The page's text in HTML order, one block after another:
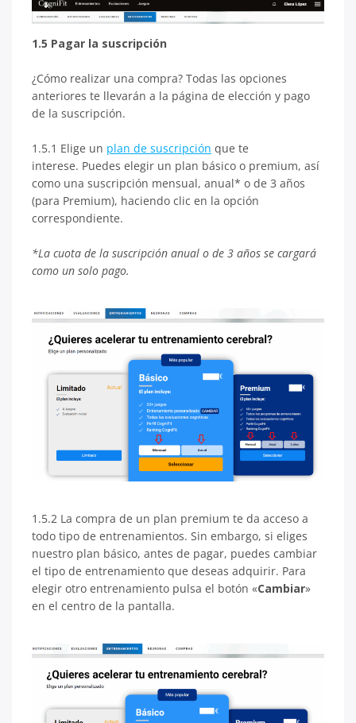
1.5 Pagar la suscripción
¿Cómo realizar una compra? Todas las opciones
anteriores te llevarán a la página de elección y pago
de la suscripción.
1.5.1 Elige un plan de suscripción que te
interese. Puedes elegir un plan básico o premium, así
como una suscripción mensual, anual* o de 3 años
(para Premium), haciendo clic en la opción
correspondiente.
*La cuota de la suscripción anual o de 3 años se cargará
como un solo pago.
1.5.2 La compra de un plan premium te da acceso a
todo tipo de entrenamientos. Sin embargo, si eliges
nuestro plan básico, antes de pagar, puedes cambiar
el tipo de entrenamiento que deseas adquirir. Para
elegir otro entrenamiento pulsa el botón «Cambiar»
en el centro de la pantalla.